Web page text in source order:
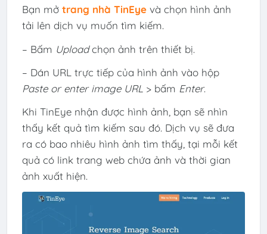
Bạn mở trang nhà TinEyevà chọn hình ảnh
tải lên dịch vụ muốn tìm kiếm.
– Bấm Uploadchọn ảnh trên thiết bị.
– Dán URL trực tiếp của hình ảnh vào hộp
Paste or enter image URL > bấm Enter.
Khi TinEye nhận được hình ảnh, bạn sẽ nhìn
thấy kết quả tìm kiếm sau đó. Dịch vụ sẽ đưa
ra có bao nhiêu hình ảnh tìm thấy, tại mỗi kết
quả có link trang web chứa ảnh và thời gian
ảnh xuất hiện.